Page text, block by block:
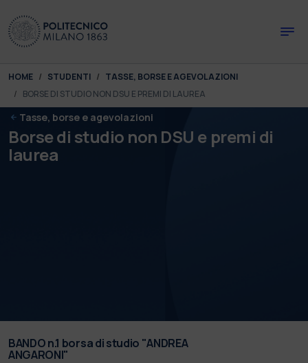
You are here:
HOME STUDENTI
TASSE, BORSE E AGEVOLAZIONI
BORSE DI STUDIO NON DSU E PREMI DI LAUREA
Tasse, borse e agevolazioni
Borse di studio non DSU e premi di
laurea
BANDO n.1 borsa di studio "ANDREA
ANGARONI"